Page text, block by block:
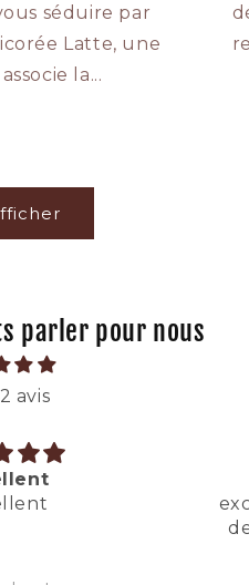
séduire par
Latte, une
la...
parler pour nous
avis
comme la